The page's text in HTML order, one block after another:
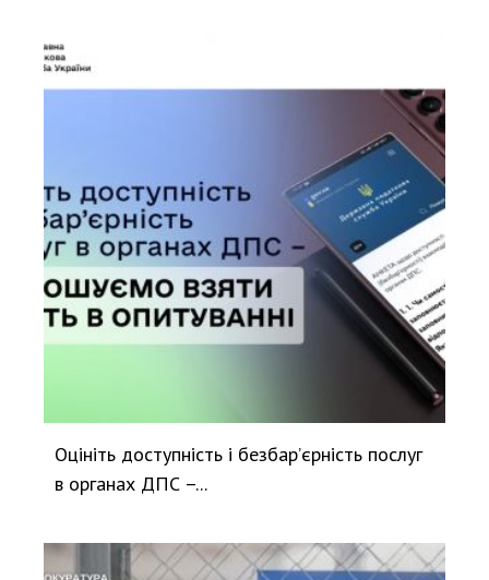
Оцініть доступність і безбар’єрність послуг
в органах ДПС –...